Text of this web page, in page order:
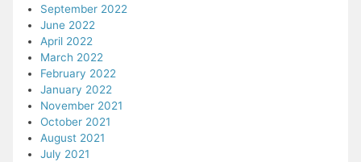
September 2022
June 2022
April 2022
March 2022
February 2022
January 2022
November 2021
October 2021
August 2021
July 2021